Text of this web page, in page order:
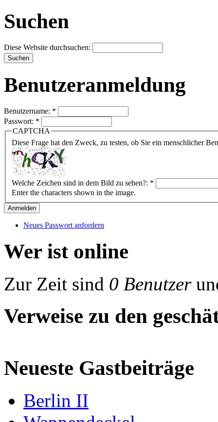
Suchen
Diese Website durchsuchen:
Benutzeranmeldung
Benutzername: *
Passwort: *
CAPTCHA
Diese Frage hat den Zweck, zu testen, ob Sie ein menschlicher
Welche Zeichen sind in dem Bild zu sehen?: *
Enter the characters shown in the image.
Neues Passwort anfordern
Wer ist online
Zur Zeit sind 0 Benutzer
Verweise zu den
Neueste Gastbeiträge
Berlin II